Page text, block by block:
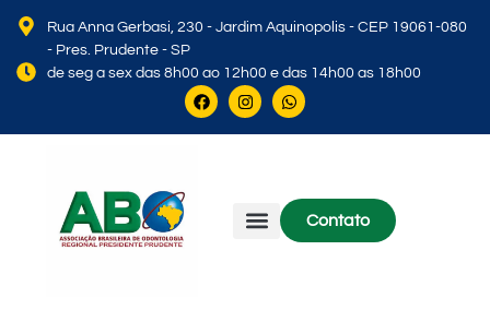
Rua Anna Gerbasi, 230 - Jardim Aquinopolis - CEP 19061-080
- Pres. Prudente - SP
de seg a sex das 8h00 ao 12h00 e das 14h00 as 18h00
Contato